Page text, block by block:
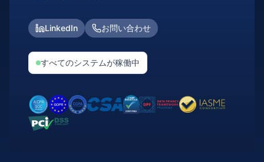
LinkedIn お問い合わせ
すべてのシステムが稼働中